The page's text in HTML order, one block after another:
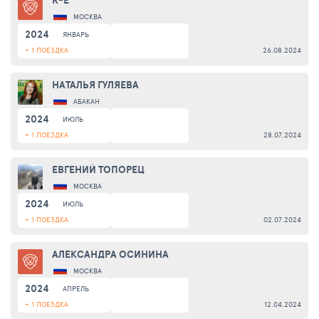
МОСКВА
2024
ЯНВАРЬ
+ 1 ПОЕЗДКА
26.08.2024
НАТАЛЬЯ ГУЛЯЕВА
АБАКАН
2024
ИЮЛЬ
+ 1 ПОЕЗДКА
28.07.2024
ЕВГЕНИЙ ТОПОРЕЦ
МОСКВА
2024
ИЮЛЬ
+ 1 ПОЕЗДКА
02.07.2024
АЛЕКСАНДРА ОСИНИНА
МОСКВА
2024
АПРЕЛЬ
+ 1 ПОЕЗДКА
12.04.2024